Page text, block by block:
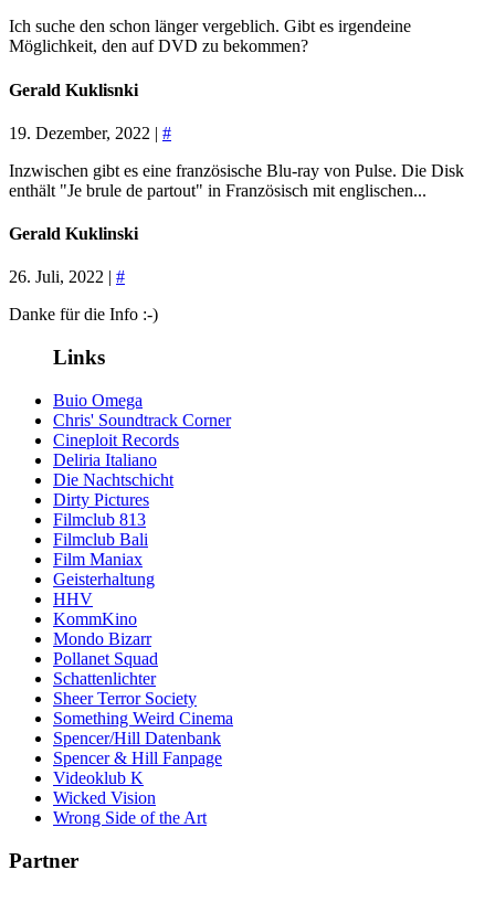
Ich suche den schon länger vergeblich. Gibt es irgendeine
Möglichkeit, den auf DVD zu bekommen?
Gerald Kuklisnki
19. Dezember, 2022 | #
Inzwischen gibt es eine französische Blu-ray von Pulse. Die Disk
enthält "Je brule de partout" in Französisch mit englischen...
Gerald Kuklinski
26. Juli, 2022 | #
Danke für die Info :-)
Links
Buio Omega
Chris' Soundtrack Corner
Cineploit Records
Deliria Italiano
Die Nachtschicht
Dirty Pictures
Filmclub 813
Filmclub Bali
Film Maniax
Geisterhaltung
HHV
KommKino
Mondo Bizarr
Pollanet Squad
Schattenlichter
Sheer Terror Society
Something Weird Cinema
Spencer/Hill Datenbank
Spencer & Hill Fanpage
Videoklub K
Wicked Vision
Wrong Side of the Art
Partner